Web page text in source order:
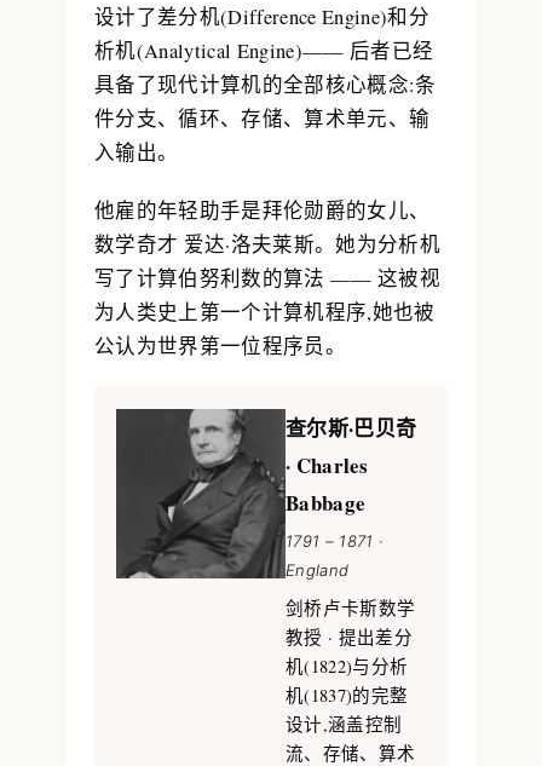
设计了差分机(Difference Engine)和分
析机(Analytical Engine)—— 后者已经
具备了现代计算机的全部核心概念:条
件分支、循环、存储、算术单元、输
入输出。
他雇的年轻助手是拜伦勋爵的女儿、
数学奇才 爱达·洛夫莱斯。她为分析机
写了计算伯努利数的算法 —— 这被视
为人类史上第一个计算机程序,她也被
公认为世界第一位程序员。
查尔斯·巴贝奇
· Charles
Babbage
1791 – 1871 ·
England
剑桥卢卡斯数学
教授 · 提出差分
机(1822)与分析
机(1837)的完整
设计,涵盖控制
流、存储、算术